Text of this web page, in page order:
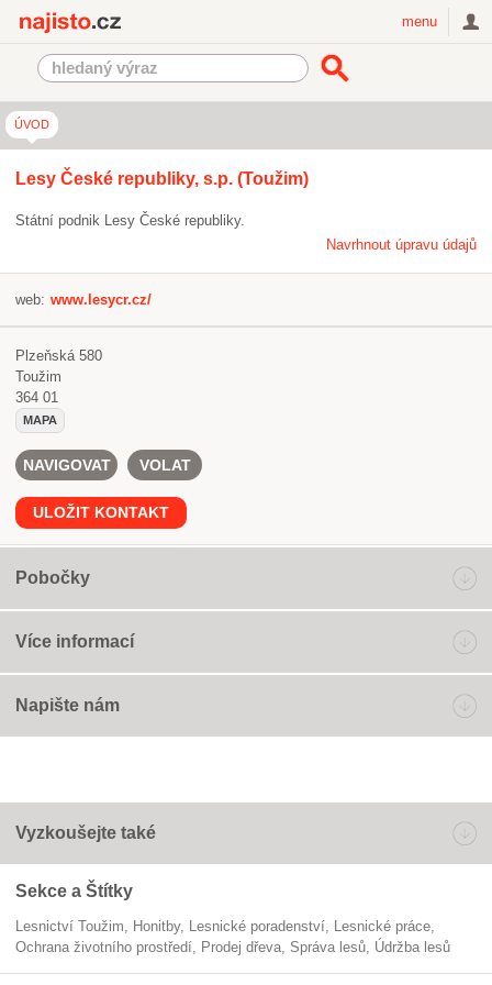
menu
ÚVOD
Lesy České republiky, s.p. (Toužim)
Státní podnik Lesy České republiky.
Navrhnout úpravu údajů
web: www.lesycr.cz/
Plzeňská 580
Toužim
364 01
MAPA
NAVIGOVAT VOLAT
ULOŽIT KONTAKT
Pobočky
Více informací
Napište nám
Vyzkoušejte také
Sekce a Štítky
Lesnictví Toužim honitby lesnické poradenství
lesnické práce
ochrana životního prostředí
prodej dřeva správa lesů údržba lesů